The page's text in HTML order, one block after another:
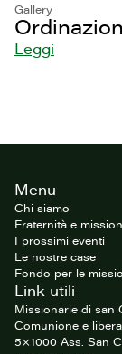
Gallery
Leggi
FooterMenu
Chi siamo
Fraternità e
I prossimi eventi
Le nostre case
Fondo per le
Link utili
Missionarie di san
Comunione e
5×1000 Ass. San